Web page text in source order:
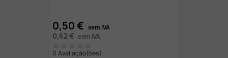
0,50 € sem IVA
0,62 € com IVA
0 Avaliação(ões)